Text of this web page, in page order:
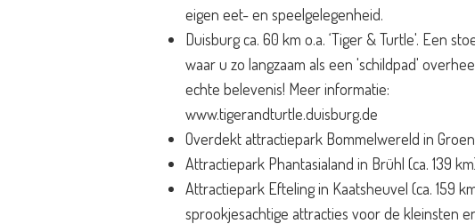
eigen eet- en speelgelegenheid.
Duisburg ca. 60 km o.a. ‘Tiger & Turtle'. Een
waar u zo langzaam als een 'schildpad'
echte belevenis! Meer informatie:
www.tigerandturtle.duisburg.de
Overdekt attractiepark Bommelwereld in
Attractiepark Phantasialand in Brühl (ca. 139
Attractiepark Efteling in Kaatsheuvel (ca. 159
sprookjesachtige attracties voor de kleinsten